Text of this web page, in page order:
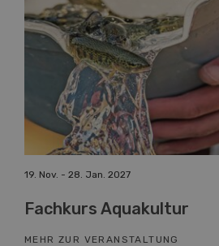
19. Nov. - 28. Jan. 2027
Fachkurs Aquakultur
MEHR ZUR VERANSTALTUNG